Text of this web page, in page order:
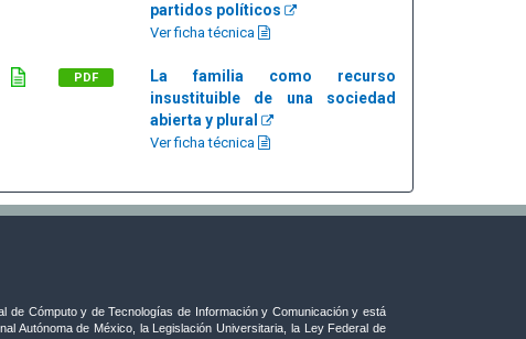
partidos políticos
Ver ficha técnica
PDF
La familia como recurso
insustituible de una sociedad
abierta y plural
Ver ficha técnica
de Cómputo y de Tecnologías de Información y Comunicación y está
Autónoma de México, la Legislación Universitaria, la Ley Federal de